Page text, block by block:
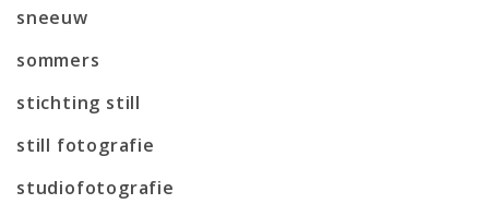
sneeuw
sommers
stichting still
still fotografie
studiofotografie